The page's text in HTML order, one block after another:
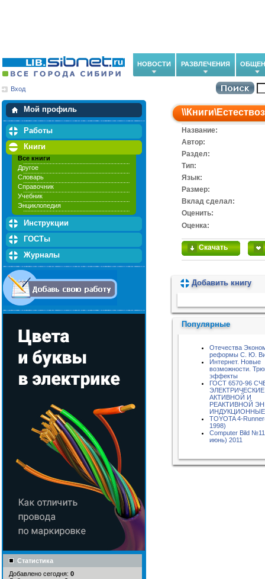
НОВОСТИ РАЗВЛЕЧЕНИЯ
Вход
Мой профиль
Мои закладки
Работы
Книги
Все книги
Другое
Словарь
Справочник
Учебник
Энциклопедия
Инструкции
ГОСТы
Журналы
Статистика
Добавлено сегодня: 0
\\Книги\
Название:
Автор:
Раздел:
Тип:
Язык:
Размер:
Вклад сделал:
Оценить:
Оценка:
Скачать
Добавить книгу
Популярные
Отечества
реформы С. Ю.
Интернет. Новые
возможности.
эффекты
ГОСТ 6570-96
ЭЛЕКТРИЧЕСКИЕ
АКТИВНОЙ И
РЕАКТИВНОЙ
ИНДУКЦИОННЫЕ
TOYOTA 4-
1998)
Computer Bild
июнь) 2011